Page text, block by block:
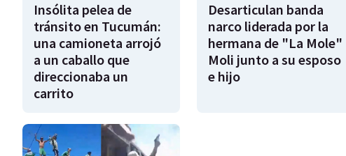
Insólita pelea de
tránsito en Tucumán:
una camioneta arrojó
a un caballo que
direccionaba un
carrito
Desarticulan banda
narco liderada por la
hermana de "La Mole"
Moli junto a su esposo
e hijo